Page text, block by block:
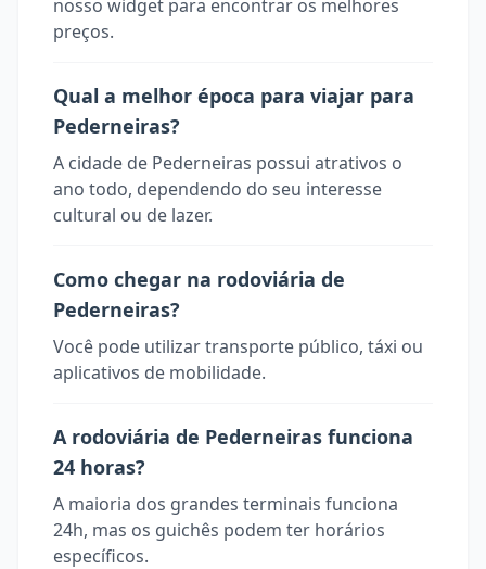
nosso widget para encontrar os melhores
preços.
Qual a melhor época para viajar para
Pederneiras?
A cidade de Pederneiras possui atrativos o
ano todo, dependendo do seu interesse
cultural ou de lazer.
Como chegar na rodoviária de
Pederneiras?
Você pode utilizar transporte público, táxi ou
aplicativos de mobilidade.
A rodoviária de Pederneiras funciona
24 horas?
A maioria dos grandes terminais funciona
24h, mas os guichês podem ter horários
específicos.